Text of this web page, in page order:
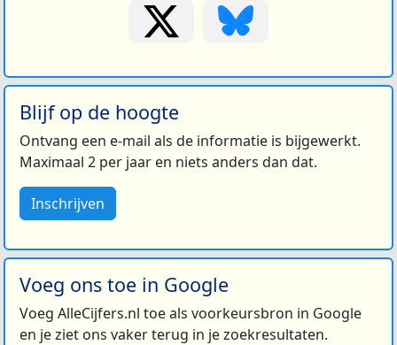
Blijf op de hoogte
Ontvang een e-mail als de informatie is bijgewerkt.
Maximaal 2 per jaar en niets anders dan dat.
Inschrijven
Voeg ons toe in Google
Voeg AlleCijfers.nl toe als voorkeursbron in Google
en je ziet ons vaker terug in je zoekresultaten.